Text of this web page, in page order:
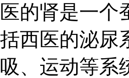
医的肾是一个
括西医的泌尿
吸、运动等系